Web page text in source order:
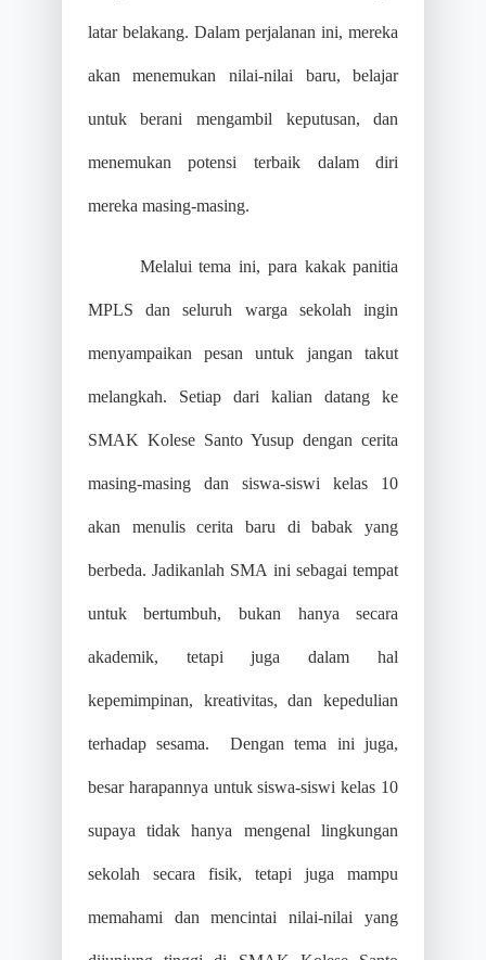
latar belakang. Dalam perjalanan ini, mereka
akan menemukan nilai-nilai baru, belajar
untuk berani mengambil keputusan, dan
menemukan potensi terbaik dalam diri
mereka masing-masing.
Melalui tema ini, para kakak panitia
MPLS dan seluruh warga sekolah ingin
menyampaikan pesan untuk jangan takut
melangkah. Setiap dari kalian datang ke
SMAK Kolese Santo Yusup dengan cerita
masing-masing dan siswa-siswi kelas 10
akan menulis cerita baru di babak yang
berbeda. Jadikanlah SMA ini sebagai tempat
untuk bertumbuh, bukan hanya secara
akademik, tetapi juga dalam hal
kepemimpinan, kreativitas, dan kepedulian
terhadap sesama. Dengan tema ini juga,
besar harapannya untuk siswa-siswi kelas 10
supaya tidak hanya mengenal lingkungan
sekolah secara fisik, tetapi juga mampu
memahami dan mencintai nilai-nilai yang